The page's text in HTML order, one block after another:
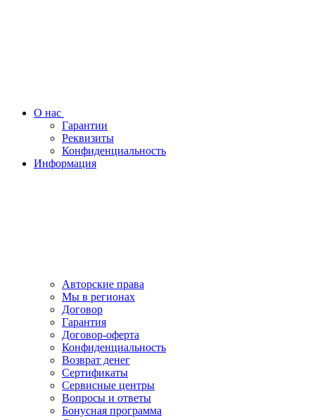
О нас
Гарантии
Реквизиты
Конфиденциальность
Информация
Авторские права
Мы в регионах
Договор
Гарантия
Договор-оферта
Конфиденциальность
Возврат денег
Сертификаты
Сервисные центры
Вопросы и ответы
Бонусная программа